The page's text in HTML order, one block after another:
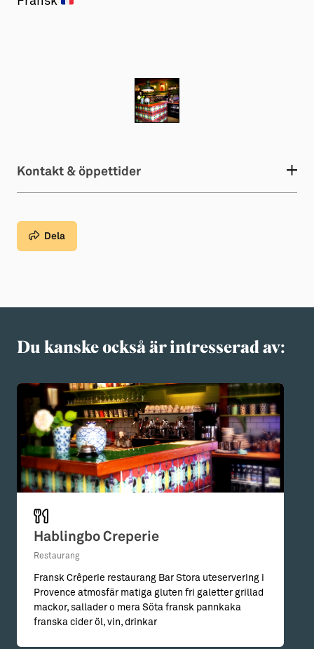
Kontakt & öppettider
Dela
Du kanske också är intresserad av:
Hablingbo Creperie
Restaurang
Fransk Crêperie restaurang Bar Stora uteservering i
Provence atmosfär matiga gluten fri galetter grillad
mackor, sallader o mera Söta fransk pannkaka
franska cider öl, vin, drinkar